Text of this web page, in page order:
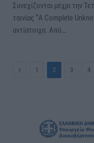
Συνεχίζονται μέχρι την
ταινίας “Α Complete
αντίστοιχα. Από…
Previous
1 2 3 4